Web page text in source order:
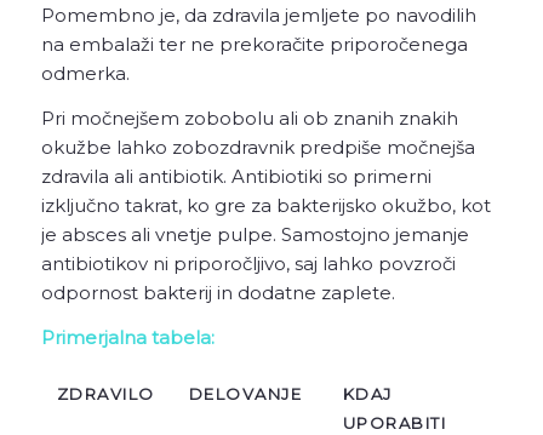
Pomembno je, da zdravila jemljete po navodilih
na embalaži ter ne prekoračite priporočenega
odmerka.
Pri močnejšem zobobolu ali ob znanih znakih
okužbe lahko zobozdravnik predpiše močnejša
zdravila ali antibiotik. Antibiotiki so primerni
izključno takrat, ko gre za bakterijsko okužbo, kot
je absces ali vnetje pulpe. Samostojno jemanje
antibiotikov ni priporočljivo, saj lahko povzroči
odpornost bakterij in dodatne zaplete.
Primerjalna tabela:
ZDRAVILO DELOVANJE
KDAJ
UPORABITI